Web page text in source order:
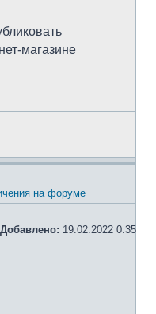
магазине
на форуме
Добавлено: 19.02.2022 0:35